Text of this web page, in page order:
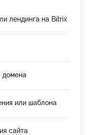
лендинга на Bitrix
домена
или шаблона
сайта